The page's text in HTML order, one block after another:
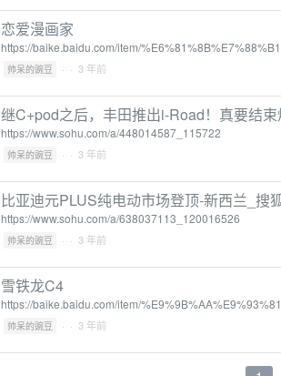
恋爱漫画家
https://baike.baidu.com/item/
帅呆的豌豆 · · 3 年前
继C+pod之后，丰田推出i-Road！真要结
https://www.sohu.com/a/448014587_115722
帅呆的豌豆 · · 3 年前
比亚迪元PLUS纯电动市场登顶-新西兰_搜
https://www.sohu.com/a/638037113_120016526
帅呆的豌豆 · · 3 年前
雪铁龙C4
https://baike.baidu.com/item/
帅呆的豌豆 · · 3 年前